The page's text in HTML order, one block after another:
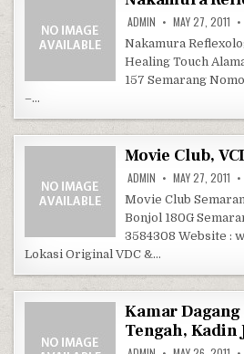
ADMIN MAY 27, 2011
Nakamura
Healing Touch
157 Semarang
–…
Movie Club,
ADMIN MAY 27, 2011
Movie Club
Bonjol 180G
3584308 Website :
Lokasi Original VDC &…
Kamar
Tengah, Kadin